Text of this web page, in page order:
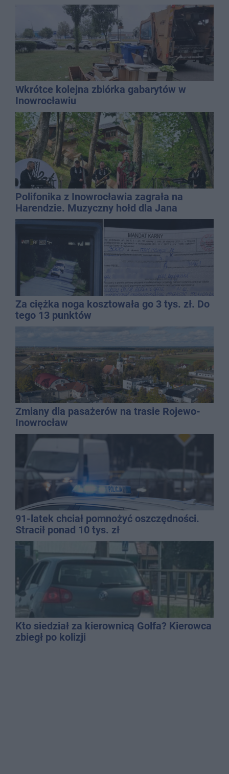
Wkrótce kolejna zbiórka gabarytów w
Inowrocławiu
Polifonika z Inowrocławia zagrała na
Harendzie. Muzyczny hołd dla Jana
Kasprowicza
Za ciężka noga kosztowała go 3 tys. zł. Do
tego 13 punktów
Zmiany dla pasażerów na trasie Rojewo-
Inowrocław
91-latek chciał pomnożyć oszczędności.
Stracił ponad 10 tys. zł
Kto siedział za kierownicą Golfa? Kierowca
zbiegł po kolizji